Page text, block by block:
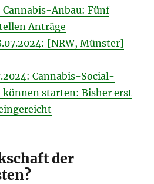
Cannabis-Anbau: Fünf
Anträge
[NRW, Münster]
Cannabis-Social-
können starten: Bisher erst
der